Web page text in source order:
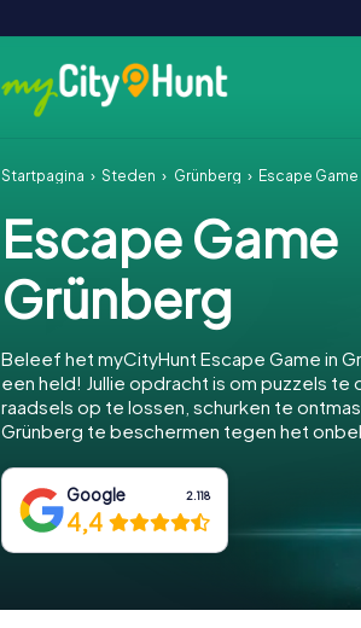
Startpagina Steden Grünberg Escape
Escape Game
Grünberg
Beleef het myCityHunt Escape Game in
een held! Jullie opdracht is om puzzels te
raadsels op te lossen, schurken te
Grünberg te beschermen tegen het
Google 2.118
4,4